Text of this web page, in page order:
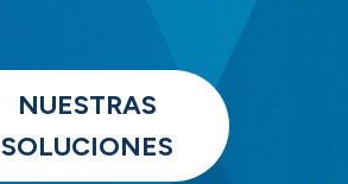
NUESTRAS
SOLUCIONES